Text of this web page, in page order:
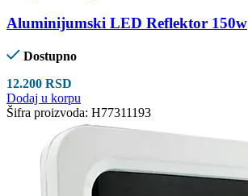
Aluminijumski LED Reflektor 150w
Dostupno
12.200 RSD
Dodaj u korpu
Šifra proizvoda: H77311193